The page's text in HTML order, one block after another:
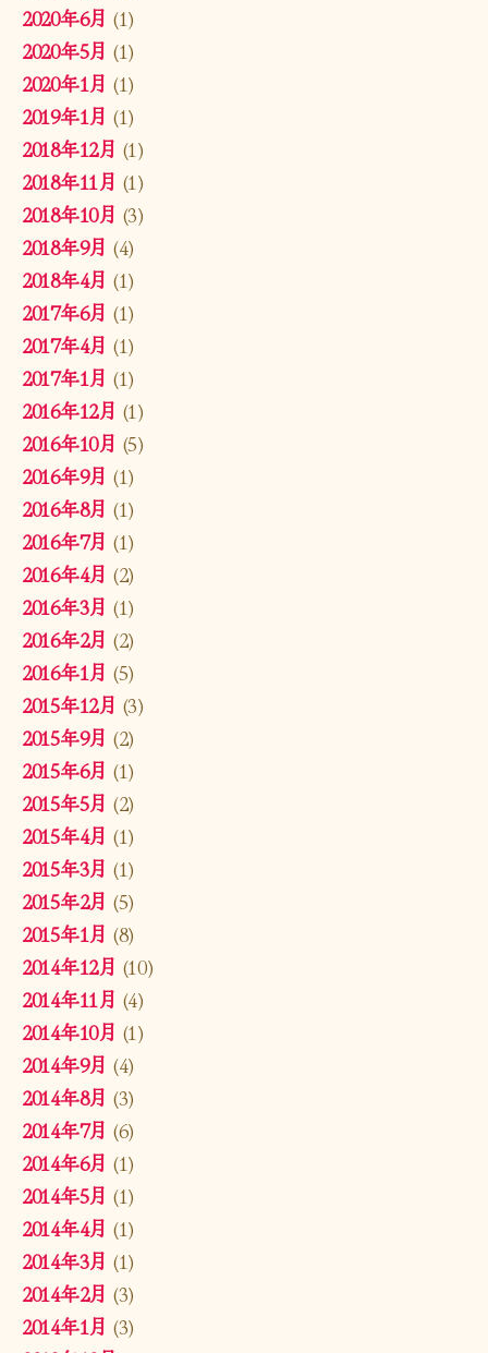
2020年6月 (1)
2020年5月 (1)
2020年1月 (1)
2019年1月 (1)
2018年12月 (1)
2018年11月 (1)
2018年10月 (3)
2018年9月 (4)
2018年4月 (1)
2017年6月 (1)
2017年4月 (1)
2017年1月 (1)
2016年12月 (1)
2016年10月 (5)
2016年9月 (1)
2016年8月 (1)
2016年7月 (1)
2016年4月 (2)
2016年3月 (1)
2016年2月 (2)
2016年1月 (5)
2015年12月 (3)
2015年9月 (2)
2015年6月 (1)
2015年5月 (2)
2015年4月 (1)
2015年3月 (1)
2015年2月 (5)
2015年1月 (8)
2014年12月 (10)
2014年11月 (4)
2014年10月 (1)
2014年9月 (4)
2014年8月 (3)
2014年7月 (6)
2014年6月 (1)
2014年5月 (1)
2014年4月 (1)
2014年3月 (1)
2014年2月 (3)
2014年1月 (3)